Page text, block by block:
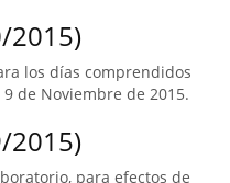
2015)
los días comprendidos
de Noviembre de 2015.
2015)
para efectos de